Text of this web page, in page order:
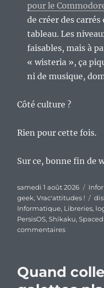
pour le
de créer des
tableau. Les
faisables, mais à
« wisteria », ça
ni de musique,
Côté culture ?
Rien pour cette fois.
Sur ce, bonne fin de
Publié
le
samedi 1 août 2026
geek,Vrac'attitudes !
Informatique, Libreries,
PersisOS,Shikaku,
commentairessur
fin
Quand